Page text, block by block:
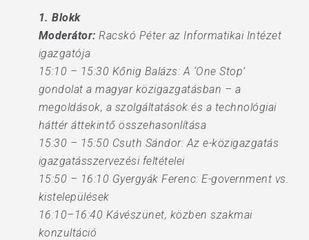
1. Blokk
Moderátor: Racskó Péter az Informatikai Intézet
igazgatója
15:10 – 15:30 Kőnig Balázs: A ‘One Stop’
gondolat a magyar közigazgatásban – a
megoldások, a szolgáltatások és a technológiai
háttér áttekintő összehasonlítása
15:30 – 15:50 Csuth Sándor: Az e-közigazgatás
igazgatásszervezési feltételei
15:50 – 16:10 Gyergyák Ferenc: E-government vs.
kistelepülések
16:10–16:40 Kávészünet, közben szakmai
konzultáció